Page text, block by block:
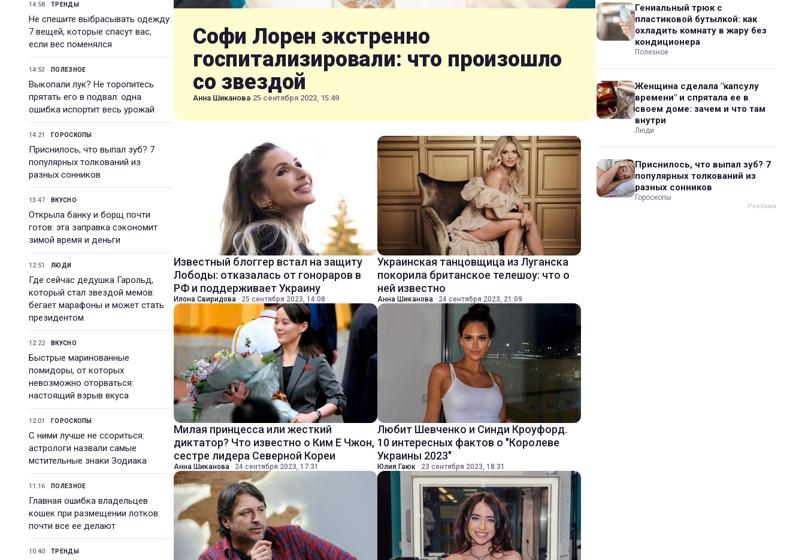
14:58 ТРЕНДЫ
Не спешите выбрасывать одежду:
7 вещей, которые спасут вас,
если вес поменялся
14:53 ПОЛЕЗНОЕ
Выкопали лук? Не торопитесь
прятать его в подвал: одна
ошибка испортит весь урожай
14:21 ГОРОСКОПЫ
Приснилось, что выпал зуб? 7
популярных толкований из
разных сонников
13:47 ВКУСНО
Открыла банку и борщ почти
готов: эта заправка сэкономит
зимой время и деньги
12:51 ЛЮДИ
Где сейчас дедушка Гарольд,
который стал звездой мемов:
бегает марафоны и может стать
президентом
12:22 ВКУСНО
Быстрые маринованные
помидоры, от которых
невозможно оторваться:
настоящий взрыв вкуса
12:01 ГОРОСКОПЫ
С ними лучше не ссориться:
астрологи назвали самые
мстительные знаки Зодиака
11:16 ПОЛЕЗНОЕ
Главная ошибка владельцев
кошек при размещении лотков:
почти все ее делают
10:40 ТРЕНДЫ
Софи Лорен экстренно
госпитализировали: что произошло
со звездой
Анна Шиканова·25 сентября 2023, 15:49
Известный блоггер встал на защиту
Лободы: отказалась от гонораров в
РФ и поддерживает Украину
Илона Свиридова · 25 сентября 2023, 14:08
Украинская танцовщица из Луганска
покорила британское телешоу: что о
ней известно
Анна Шиканова · 24 сентября 2023, 21:09
Милая принцесса или жесткий
диктатор? Что известно о Ким Е Чжон,
сестре лидера Северной Кореи
Анна Шиканова · 24 сентября 2023, 17:31
Любит Шевченко и Синди Кроуфорд.
10 интересных фактов о "Королеве
Украины 2023"
Юлия Гаюк · 23 сентября 2023, 18:31
Гениальный трюк с
пластиковой бутылкой: как
охладить комнату в жару без
кондиционера
Полезное
Женщина сделала "капсулу
времени" и спрятала ее в
своем доме: зачем и что там
внутри
Люди
Приснилось, что выпал зуб? 7
популярных толкований из
разных сонников
Гороскопы